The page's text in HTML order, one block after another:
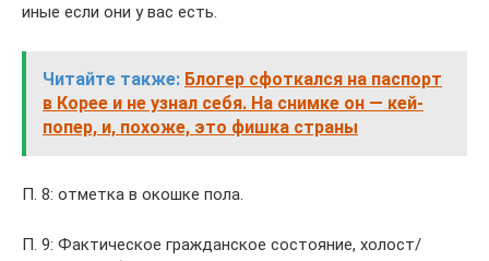
иные если они у вас есть.
Читайте также: Блогер сфоткался на паспорт
в Корее и не узнал себя. На снимке он — кей-
попер, и, похоже, это фишка страны
П. 8: отметка в окошке пола.
П. 9: Фактическое гражданское состояние, холост/